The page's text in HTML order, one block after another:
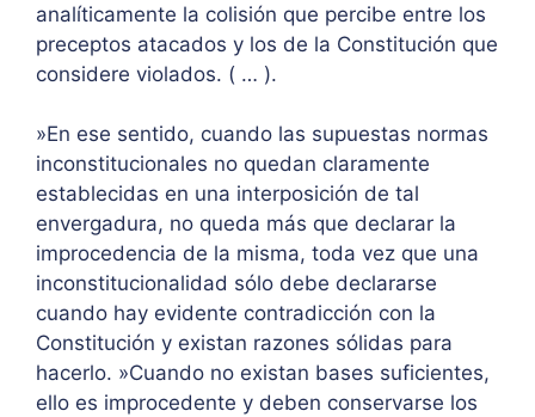
analíticamente la colisión que percibe entre los
preceptos atacados y los de la Constitución que
considere violados. ( … ).
»En ese sentido, cuando las supuestas normas
inconstitucionales no quedan claramente
establecidas en una interposición de tal
envergadura, no queda más que declarar la
improcedencia de la misma, toda vez que una
inconstitucionalidad sólo debe declararse
cuando hay evidente contradicción con la
Constitución y existan razones sólidas para
hacerlo. »Cuando no existan bases suficientes,
ello es improcedente y deben conservarse los